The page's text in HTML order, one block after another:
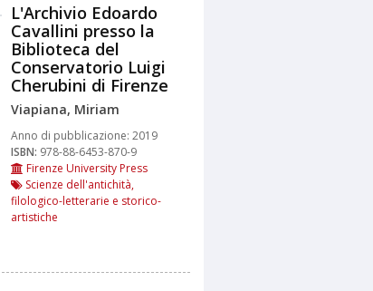
L'Archivio Edoardo
Cavallini presso la
Biblioteca del
Conservatorio Luigi
Cherubini di Firenze
Viapiana, Miriam
Anno di pubblicazione: 2019
ISBN: 978-88-6453-870-9
Firenze University Press
Scienze dell'antichità,
filologico-letterarie e storico-
artistiche